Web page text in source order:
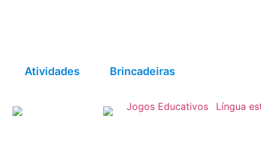
Atividades Brincadeiras